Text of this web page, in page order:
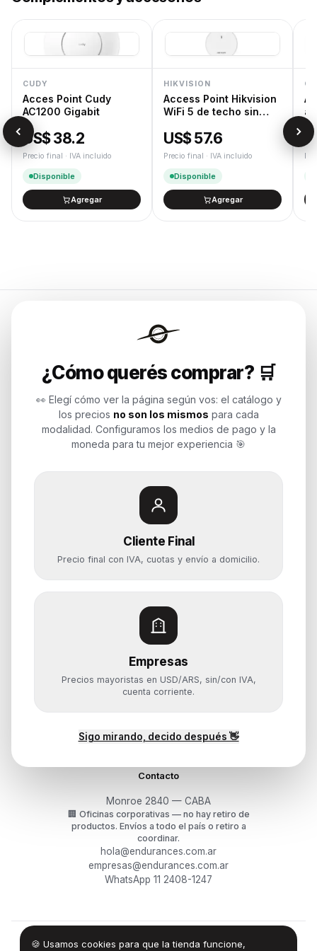
CUDY
Acces Point Cudy
AC1200 Gigabit
US$ 38.2
Precio final · IVA incluido
Disponible
Agregar
HIKVISION
Access Point Hikvision
WiFi 5 de techo sin
US$ 57.6
Precio final · IVA incluido
Disponible
Agregar
a
¿Cómo querés comprar? 🛒
👀 Elegí cómo ver la página según vos: el catálogo y
los precios no son los mismos para cada
modalidad. Configuramos los medios de pago y la
moneda para tu mejor experiencia 🎯
Cliente Final
Precio final con IVA, cuotas y envío a domicilio.
Empresas
Precios mayoristas en USD/ARS, sin/con IVA,
cuenta corriente.
Sigo mirando, decido después 👋
🍪 Usamos cookies para que la tienda funcione,
Endurances
Soluciones de tecnología para
Potenciamos tu mundo.
Time to work
Categorías
Notebooks
Computadoras y PCs
Componentes
Almacenamiento
Monitores y Pantallas
Ayuda
Mis pedidos
¿Cómo querés comprar?
Contacto
Monroe 2840 — CABA
🏢 Oficinas corporativas — no hay retiro de
productos. Envíos a todo el país o retiro a
coordinar.
hola@endurances.com.ar
empresas@endurances.com.ar
WhatsApp 11 2408-1247
© 2026Endurances Technology SA · CUIT 30-71861942-0